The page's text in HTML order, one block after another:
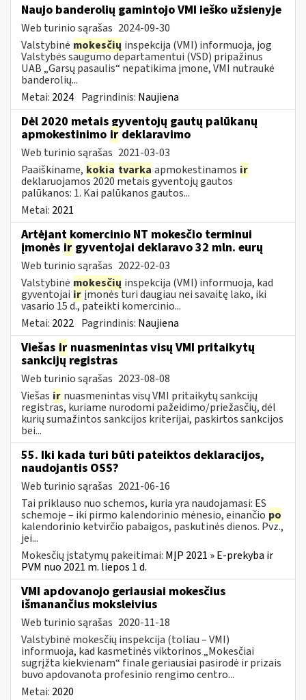
Naujo banderolių gamintojo VMI ieško užsienyje
Web turinio sąrašas 2024-09-30
Valstybinė mokesčių inspekcija (VMI) informuoja, jog
Valstybės saugumo departamentui (VSD) pripažinus
UAB „Garsų pasaulis“ nepatikima įmone, VMI nutraukė
banderolių...
Metai: 2024 Pagrindinis: Naujiena
Dėl 2020 metais gyventojų gautų palūkanų
apmokestinimo ir deklaravimo
Web turinio sąrašas 2021-03-03
Paaiškiname, kokia tvarka apmokestinamos ir
deklaruojamos 2020 metais gyventojų gautos
palūkanos: 1. Kai palūkanos gautos...
Metai: 2021
Artėjant komercinio NT mokesčio terminui
įmonės ir gyventojai deklaravo 32 mln. eurų
Web turinio sąrašas 2022-02-03
Valstybinė mokesčių inspekcija (VMI) informuoja, kad
gyventojai irįmonės turi daugiau nei savaitę lako, iki
vasario 15 d., pateikti komercinio...
Metai: 2022 Pagrindinis: Naujiena
Viešas ir nuasmenintas visų VMI pritaikytų
sankcijų registras
Web turinio sąrašas 2023-08-08
Viešas ir nuasmenintas visų VMI pritaikytų sankcijų
registras, kuriame nurodomi pažeidimo/priežasčių, dėl
kurių sumažintos sankcijos kriterijai, paskirtos sankcijos
bei...
55. Iki kada turi būti pateiktos deklaracijos,
naudojantis OSS?
Web turinio sąrašas 2021-06-16
Tai priklauso nuo schemos, kuria yra naudojamasi: ES
schemoje – iki pirmo kalendorinio mėnesio, einančio po
kalendorinio ketvirčio pabaigos, paskutinės dienos. Pvz.,
jei...
Mokesčių įstatymų pakeitimai: MĮP 2021 » E-prekyba ir
PVM nuo 2021 m. liepos 1 d.
VMI apdovanojo geriausiai mokesčius
išmanančius moksleivius
Web turinio sąrašas 2020-11-18
Valstybinė mokesčių inspekcija (toliau – VMI)
informuoja, kad kasmetinės viktorinos „Mokesčiai
sugrįžta kiekvienam“ finale geriausiai pasirodė ir prizais
buvo apdovanota profesinio rengimo centro...
Metai: 2020